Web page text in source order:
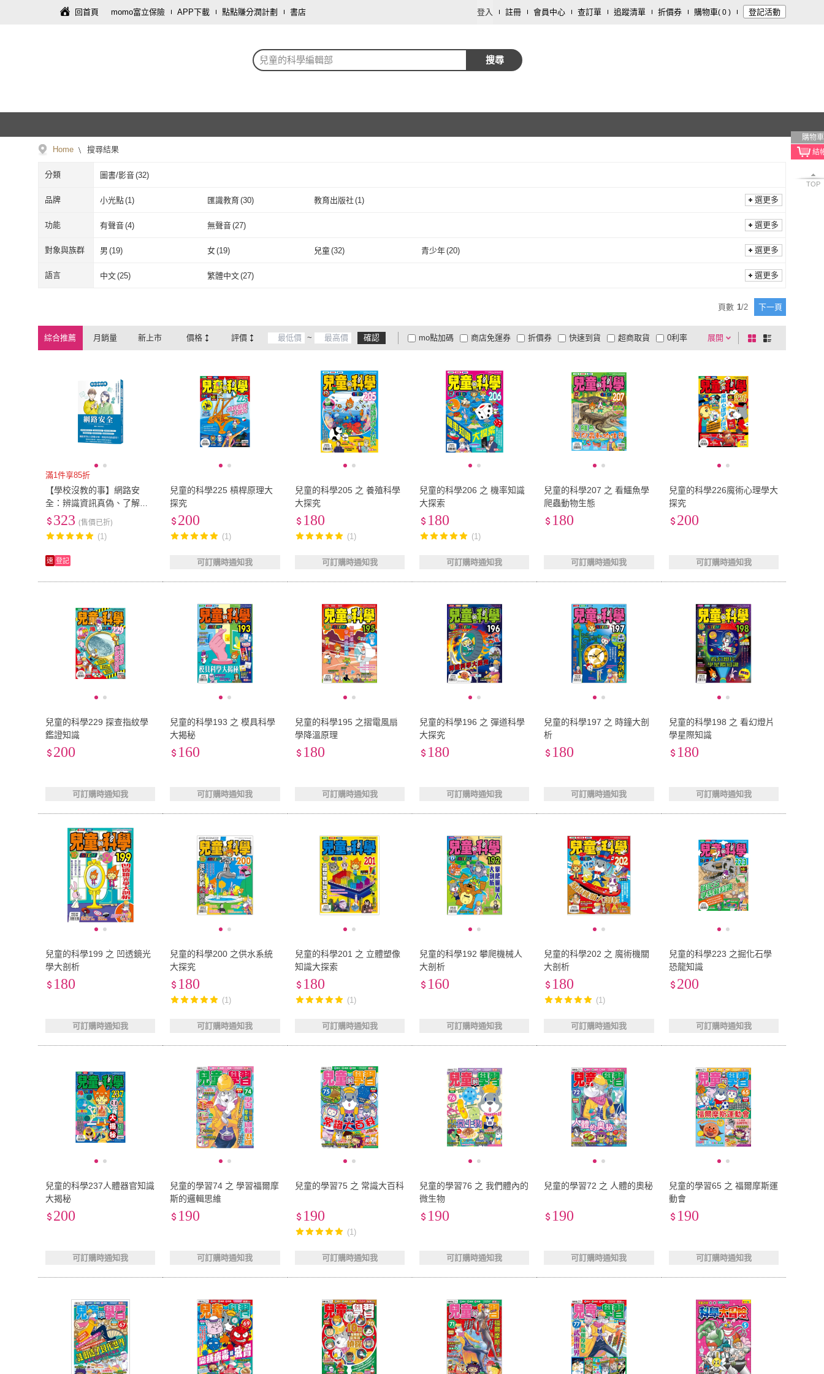
回首頁 momo富立保險 APP下載 點點賺分潤計劃 書店 登入 註冊 會員中心 查訂單 追蹤清單 折價券 購物車( 0 ) 登記活動
兒童的科學編輯部 搜尋
購物車
TOP
Home 搜尋結果
分類 圖書/影音(32)
品牌 小光點(1) 匯識教育(30) 教育出版社(1)
小光點 匯識教育
選更多
功能 有聲音(4) 無聲音(27)
有聲音 無聲音
選更多
對象與族群 男 (19) 女(19) 兒童(32) 青少年(20)
男(19 女(19)
取消 選更多
語言 中文(25) 繁體中文(27) 選更多
頁數 1/2 下一頁
綜合推薦 月銷量 新上市 價格 評價 ~ 確認 展開
折價券
有影片
商品有量 電視購物
mo點加碼 快速到貨 超商取貨
大家電安心配
大家電快配
商店免運券 0利率
及以上 3 及以上 1 及以上
棋
盤
列
滿1件享85折
【學校沒教的事】網路安
全：辨識資訊真偽、了解網
路犯罪、兒童色情及解決方
323 (售價已折)
(1)
速 登記
兒童的科學225 槓桿原理大
探究
200
(1)
可訂購時通知我
兒童的科學205 之 養殖科學
大探究
180
(1)
可訂購時通知我
兒童的科學206 之 機率知識
大探索
180
(1)
可訂購時通知我
兒童的科學207 之 看鱷魚學
爬蟲動物生態
180
可訂購時通知我
兒童的科學226魔術心理學大
探究
200
可訂購時通知我
兒童的科學229 探查指紋學
鑑證知識
200
可訂購時通知我
兒童的科學193 之 模具科學
大揭秘
160
可訂購時通知我
兒童的科學195 之摺電風扇
學降溫原理
180
可訂購時通知我
兒童的科學196 之 彈道科學
大探究
180
可訂購時通知我
兒童的科學197 之 時鐘大剖
析
180
可訂購時通知我
兒童的科學198 之 看幻燈片
學星際知識
180
可訂購時通知我
兒童的科學199 之 凹透鏡光
學大剖析
180
可訂購時通知我
兒童的科學200 之供水系統
大探究
180
(1)
可訂購時通知我
兒童的科學201 之 立體塑像
知識大探索
180
(1)
可訂購時通知我
兒童的科學192 攀爬機械人
大剖析
160
可訂購時通知我
兒童的科學202 之 魔術機關
大剖析
180
(1)
可訂購時通知我
兒童的科學223 之掘化石學
恐龍知識
200
可訂購時通知我
兒童的科學237人體器官知識
大揭秘
200
可訂購時通知我
兒童的學習74 之 學習福爾摩
斯的邏輯思維
190
可訂購時通知我
兒童的學習75 之 常識大百科
190
(1)
可訂購時通知我
兒童的學習76 之 我們體內的
微生物
190
可訂購時通知我
兒童的學習72 之 人體的奧秘
190
可訂購時通知我
兒童的學習65 之 福爾摩斯運
動會
190
可訂購時通知我